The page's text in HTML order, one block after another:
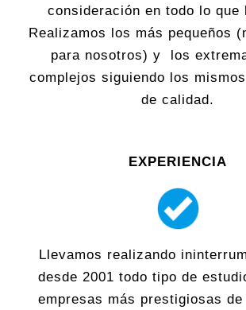
consideración en todo lo que
Realizamos los más pequeños
para nosotros) y los
complejos siguiendo los
de calidad.
EXPERIENCIA
Llevamos realizando
desde 2001 todo tipo de
empresas más prestigiosas